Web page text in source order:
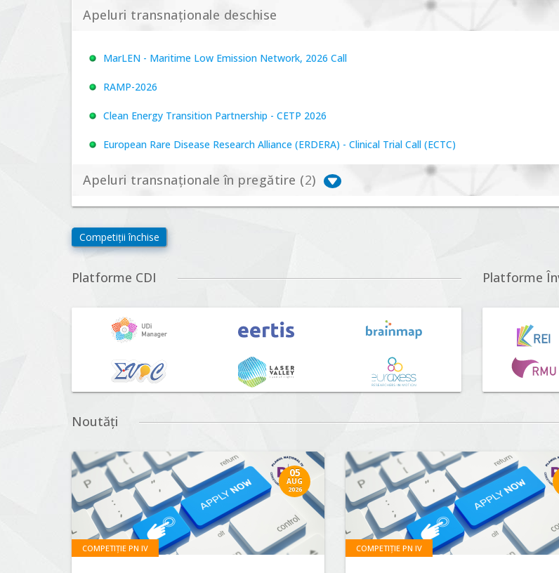
PNCDI IV, P 5.1 - Proiecte Complexe de Cercetare de Frontieră, PCCF-2024
Apeluri transnaționale deschise
MarLEN - Maritime Low Emission Network, 2026 Call
RAMP-2026
Clean Energy Transition Partnership - CETP 2026
European Rare Disease Research Alliance (ERDERA) - Clinical Trial Call (ECTC)
Apeluri transnaționale în pregătire (2)
viitoare", Competiția 2026
Driving Urban Transitions Partnership Call for proposals n°5 (DUT-2026)
Competiții închise
Platforme CDI Platforme
Noutăți
05
AUG
2026
COMPETIȚIE PN IV COMPETIȚIE PN IV